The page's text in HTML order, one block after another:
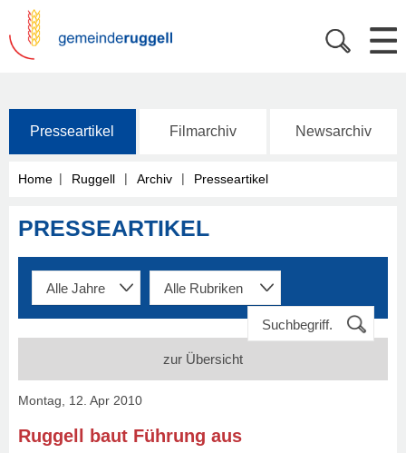
Presseartikel Filmarchiv Newsarchiv
Home | Ruggell | Archiv | Presseartikel
PRESSEARTIKEL
zur Übersicht
Montag, 12. Apr 2010
Ruggell baut Führung aus